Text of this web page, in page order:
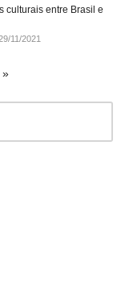
culturais entre Brasil e
11/2021
»